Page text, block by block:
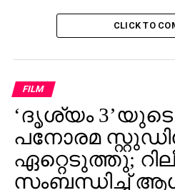
‘ദൃശ്യം
പനോരമ
ഏറ്റെടുത്തു;
സംബന്ധിച്ച്
ആരാധകർ
ആശിർവാദ് സിനിമാസ്
തീയറ്റർ, ഡിജിറ്റൽ,
അവകാശങ്ങളും പനോരമ